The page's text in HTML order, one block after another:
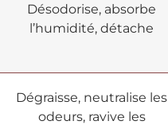
Désodorise, absorbe
l’humidité, détache
Dégraisse, neutralise les
odeurs, ravive les